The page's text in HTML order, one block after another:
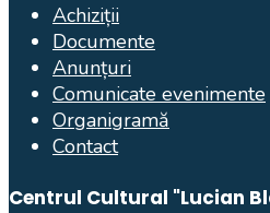
Achiziții
Documente
Anunțuri
Comunicate evenimente
Organigramă
Contact
Centrul Cultural "Lucian